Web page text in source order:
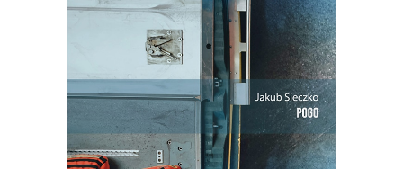
[EBOOK] POGO
Ta praca to ciągłe szukanie równowagi
między paraliżującą niepewnością a
wyniszczającą rutyną.
Premiera 13
maja
39.00zł 19.50zł